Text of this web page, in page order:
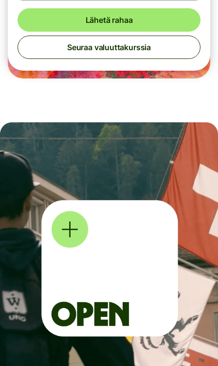
Lähetä rahaa
Seuraa valuuttakurssia